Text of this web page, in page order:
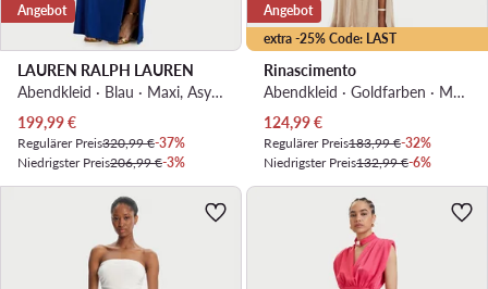
Angebot
LAUREN RALPH LAUREN
Abendkleid · Blau · Maxi, Asymmetrisch
Aktueller Preis
199,99€
Regulärer Preis320,99 €-37%
Niedrigster Preis206,99 €-3%
extra -25% Code: LAST
Angebot
Rinascimento
Abendkleid · Goldfarben · Maxi
Aktueller Preis
124,99€
Regulärer Preis183,99 €-32%
Niedrigster Preis132,99 €-6%